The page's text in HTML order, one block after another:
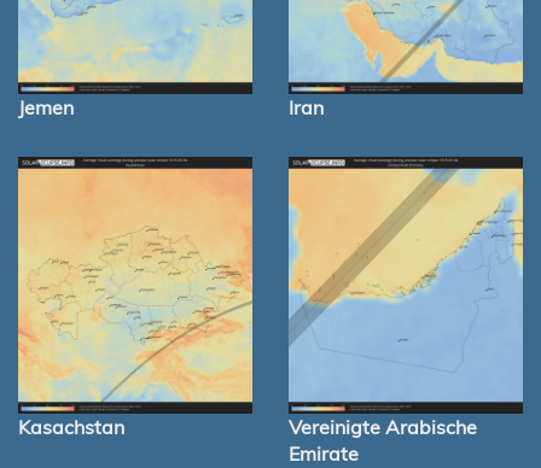
Jemen Iran
Kasachstan
Vereinigte Arabische
Emirate